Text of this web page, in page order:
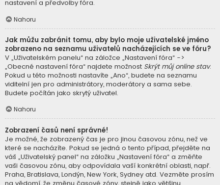
nastavení a předvolby fóra.
Nahoru
Jak můžu zabránit tomu, aby bylo moje uživatelské jméno
zobrazeno na seznamu uživatelů nacházejících se ve fóru?
V „Uživatelském panelu“ na záložce „Nastavení fóra“ ->
„Obecné nastavení fóra“ najdete možnost Skrýt můj online stav.
Pokud u této možnosti nastavíte „Ano“, budete na seznamu
viditelní jen pro administrátory, moderátory a sama sebe.
Budete počítán jako skrytý uživatel.
Nahoru
Zobrazení časů není správné!
Je možné, že zobrazený čas je pro jinou časovou zónu, než ve
které se nacházíte. Pokud se jedná o tento případ, přejděte na
váš „Uživatelský panel“ na záložku „Nastavení fóra“ a změňte
vaši časovou zónu, aby odpovídala vaší konkrétní oblasti, např.
Praha, Bratislava, Londýn, New York, Sydney atd. Vezměte prosím
na vědomí, že změnu časové zóny, stejně jako většinu